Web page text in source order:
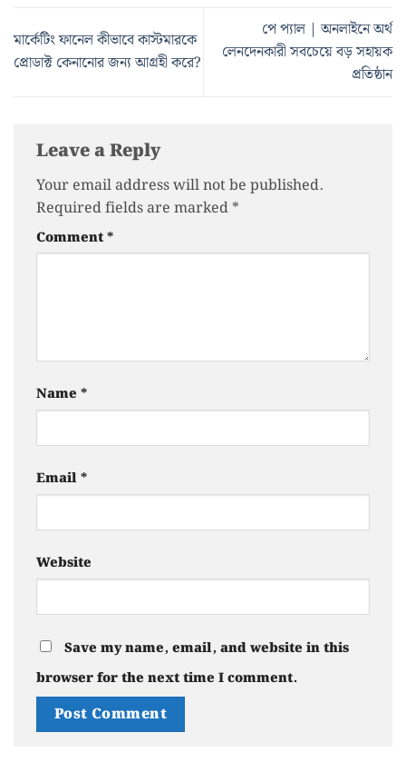
মার্কেটিং ফানেল কীভাবে কাস্টমারকে
প্রোডাক্ট কেনানোর জন্য আগ্রহী করে?
পে প্যাল | অনলাইনে অর্থ
লেনদেনকারী সবচেয়ে বড় সহায়ক
প্রতিষ্ঠান
Leave a Reply
Your email address will not be published.
Required fields are marked *
Comment*
Name *
Email*
Website
Save my name, email, and website in this
browser for the next time I comment.